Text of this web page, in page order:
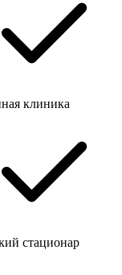
клиника
стационар